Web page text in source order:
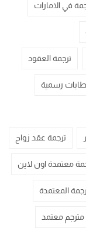
في الامارات
ترجمة العقود
رسمية
ترجمة عقد زواج
معتمدة اون لاين
المعتمدة
مترجم معتمد